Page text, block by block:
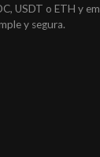
USDT o ETH y
y segura.